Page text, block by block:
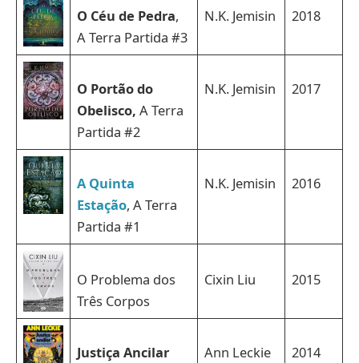
O Céu de Pedra,
A Terra Partida #3
N.K. Jemisin 2018
O Portão do
Obelisco,A Terra
Partida #2
N.K. Jemisin 2017
A Quinta
Estação, A Terra
Partida #1
N.K. Jemisin 2016
O Problema dos
Três Corpos
Cixin Liu 2015
Justiça Ancilar Ann Leckie 2014